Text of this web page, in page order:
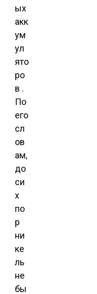
ых
акк
ум
ул
ято
ро
в .
По
его
сл
ов
ам,
до
си
х
по
р
ни
ке
ль
не
бы